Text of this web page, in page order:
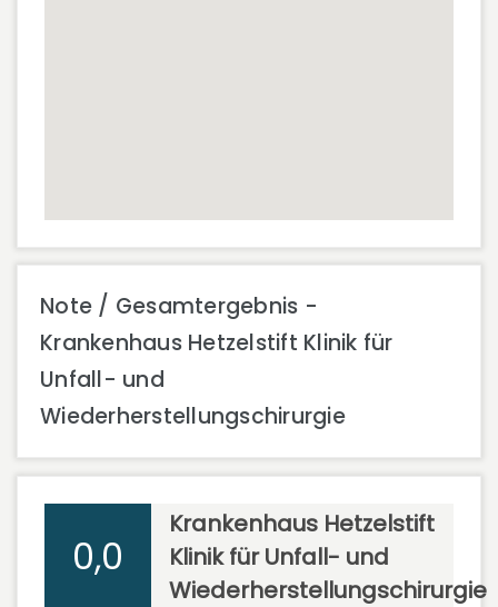
Note / Gesamtergebnis -
Krankenhaus Hetzelstift Klinik für
Unfall- und
Wiederherstellungschirurgie
0,0
Krankenhaus Hetzelstift
Klinik für Unfall- und
Wiederherstellungschirurgie